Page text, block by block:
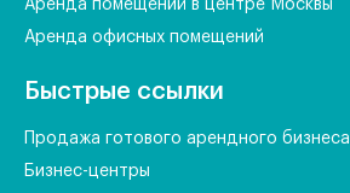
Аренда помещений в центре Москвы
Аренда офисных помещений
Быстрые ссылки
Продажа готового арендного бизнеса
Бизнес-центры